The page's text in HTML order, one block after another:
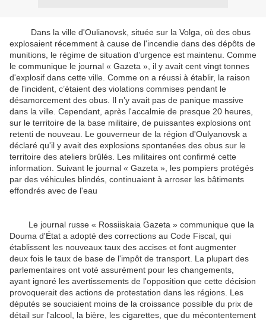
Dans la ville d'Oulianovsk, située sur la Volga, où des obus
explosaient récemment à cause de l'incendie dans des dépôts de
munitions, le régime de situation d’urgence est maintenu. Comme
le communique le journal « Gazeta », il y avait cent vingt tonnes
d'explosif dans cette ville. Comme on a réussi à établir, la raison
de l'incident, c’étaient des violations commises pendant le
désamorcement des obus. Il n’y avait pas de panique massive
dans la ville. Cependant, après l'accalmie de presque 20 heures,
sur le territoire de la base militaire, de puissantes explosions ont
retenti de nouveau. Le gouverneur de la région d'Oulyanovsk a
déclaré qu'il y avait des explosions spontanées des obus sur le
territoire des ateliers brûlés. Les militaires ont confirmé cette
information. Suivant le journal « Gazeta », les pompiers protégés
par des véhicules blindés, continuaient à arroser les bâtiments
effondrés avec de l'eau
Le journal russe « Rossiiskaia Gazeta » communique que la
Douma d'État a adopté des corrections au Code Fiscal, qui
établissent les nouveaux taux des accises et font augmenter
deux fois le taux de base de l'impôt de transport. La plupart des
parlementaires ont voté assurément pour les changements,
ayant ignoré les avertissements de l'opposition que cette décision
provoquerait des actions de protestation dans les régions. Les
députés se souciaient moins de la croissance possible du prix de
détail sur l'alcool, la bière, les cigarettes, que du mécontentement